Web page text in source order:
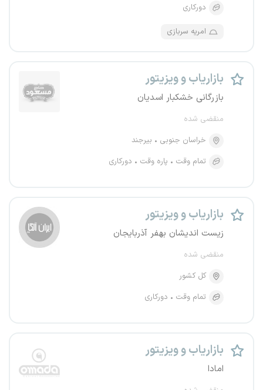
دورکاری
امریه سربازی
بازاریاب و ویزیتور
بازرگانی خشکبار اسدیان
منقضی شده
خراسان جنوبی
بیرجند
تمام وقت
پاره وقت دورکاری
بازاریاب و ویزیتور
زیست اندیشان بهفر آذربایجان
منقضی شده
کل کشور
تمام وقت
دورکاری
بازاریاب و ویزیتور
امادا